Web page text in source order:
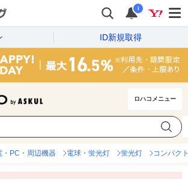
i
ID新規取得
ロハコメニュー
・PC・周辺機器 電球・蛍光灯 蛍光灯 コンパク